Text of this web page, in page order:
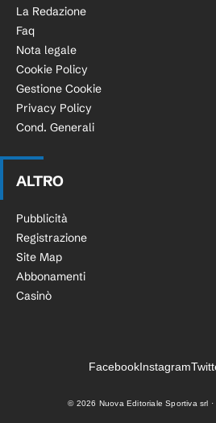
La Redazione
Faq
Nota legale
Cookie Policy
Gestione Cookie
Privacy Policy
Cond. Generali
ALTRO
Pubblicità
Registrazione
Site Map
Abbonamenti
Casinò
FacebookInstagram
© 2026 Nuova Editoriale Sportiva srl